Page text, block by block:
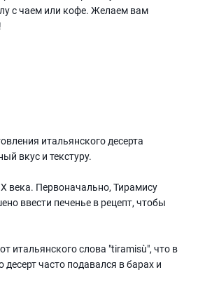
с чаем или кофе. Желаем вам
итальянского десерта
вкус и текстуру.
века. Первоначально, Тирамису
ввести печенье в рецепт, чтобы
итальянского слова "tiramisù", что в
часто подавался в барах и